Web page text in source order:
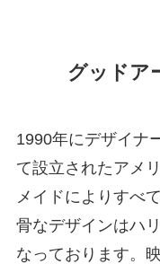
グッドア
1990年にデザイナ
て設立されたアメ
メイドによりすべ
骨なデザインはハ
なっております。